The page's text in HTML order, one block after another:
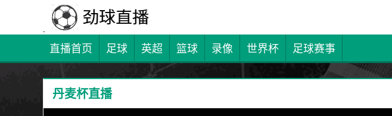
直播首页 足球 英超 篮球 录像 世界杯 足球赛事
丹麦杯直播